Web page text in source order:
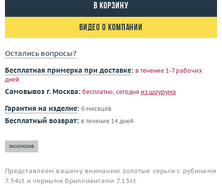
В корзину
Видео о компании
Остались вопросы?
Бесплатная примерка при доставке: в течение 1-7 рабочих
дней
Самовывоз г. Москва: бесплатно, сегодня из шоурума
Гарантия на изделие: 6 месяцев
Бесплатный возврат: в течение 14 дней
эксклюзив
Представляем вашему вниманию золотые серьги с рубинами
7.54ct и черными бриллиантами 7.15ct.